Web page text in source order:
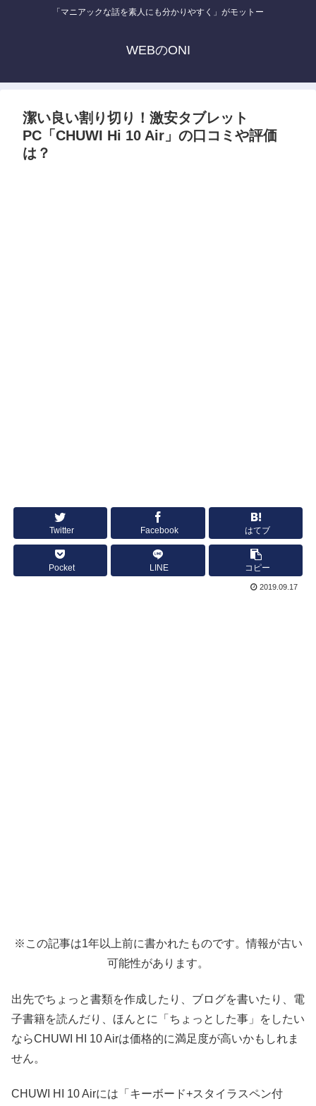
「マニアックな話を素人にも分かりやすく」がモットー
WEBのONI
潔い良い割り切り！激安タブレット
PC「CHUWI Hi 10 Air」の口コミや評価
は？
Twitter Facebook はてブ
Pocket LINE コピー
2019.09.17
※この記事は1年以上前に書かれたものです。情報が古い
可能性があります。
出先でちょっと書類を作成したり、ブログを書いたり、電
子書籍を読んだり、ほんとに「ちょっとした事」をしたい
ならCHUWI HI 10 Airは価格的に満足度が高いかもしれま
せん。
CHUWI HI 10 Airには「キーボード+スタイラスペン付